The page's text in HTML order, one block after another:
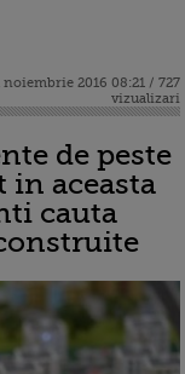
noiembrie 2016 08:21 / 727
vizualizari
de peste
in aceasta
cauta